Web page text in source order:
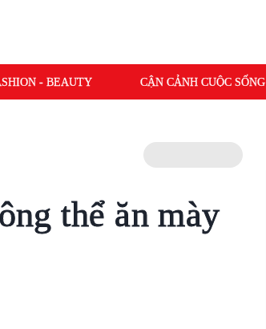
- BEAUTY CẬN CẢNH CUỘC SỐNG
thể ăn mày